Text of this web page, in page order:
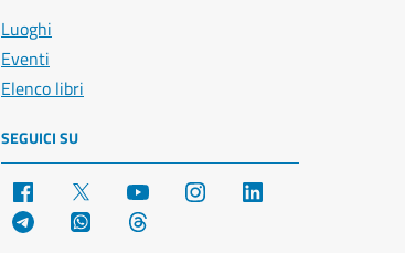
Luoghi
Eventi
Elenco libri
SEGUICI SU
Facebook YouTube Instagram
Telegram WhatsApp